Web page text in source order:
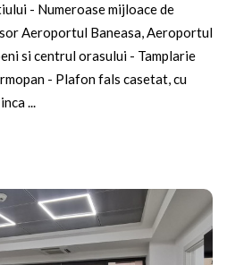
- Numeroase mijloace de
Aeroportul Baneasa, Aeroportul
si centrul orasului - Tamplarie
- Plafon fals casetat, cu
...